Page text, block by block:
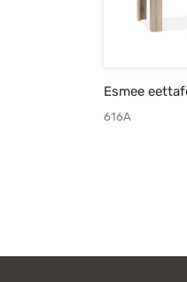
Esmee
616A